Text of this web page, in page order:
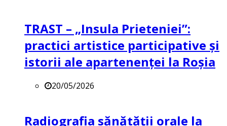
TRAST – „Insula Prieteniei”:
practici artistice participative și
istorii ale apartenenței la Roșia
20/05/2026
Radiografia sănătății orale la